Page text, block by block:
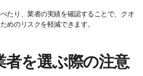
たり、業者の実績を確認することで、クオ
めのリスクを軽減できます。
者を選ぶ際の注意